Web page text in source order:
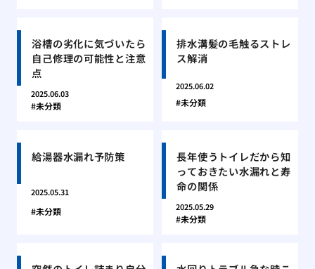
浴槽の劣化に気づいたら
自己修理の可能性と注意
点
2025.06.03
未分類
排水溝髪の毛触るストレ
ス解消
2025.06.02
未分類
給湯器水漏れ予防策
2025.05.31
未分類
長年使うトイレだから知
っておきたい水漏れと寿
命の関係
2025.05.29
未分類